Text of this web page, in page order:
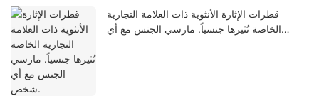
قطرات الإثارة الأنثوية ذات العلامة التجارية
الخاصة تُثيرها جنسياً. مارسي الجنس مع أي